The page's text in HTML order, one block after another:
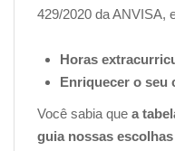
429/2020 da ANVISA,
Horas
Enriquecer o seu
Você sabia que a
guia nossas